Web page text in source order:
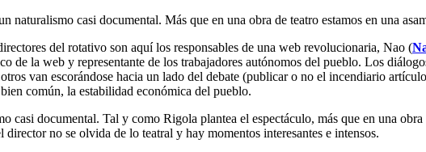
naturalismo casi documental. Más que en una obra de teatro estamos en una
del rotativo son aquí los responsables de una web revolucionaria, Nao (
de la web y representante de los trabajadores autónomos del pueblo. Los
van escorándose hacia un lado del debate (publicar o no el incendiario
común, la estabilidad económica del pueblo.
casi documental. Tal y como Rigola plantea el espectáculo, más que en una
no se olvida de lo teatral y hay momentos interesantes e intensos.